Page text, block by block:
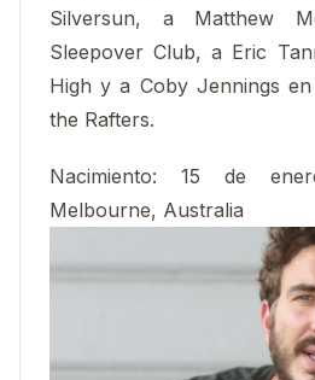
Silversun, a Matthew
Sleepover Club, a Eric
High y a Coby Jennings
the Rafters.
Nacimiento: 15 de
Melbourne, Australia